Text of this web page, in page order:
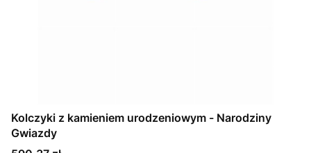
Kolczyki z kamieniem urodzeniowym - Narodziny
Gwiazdy